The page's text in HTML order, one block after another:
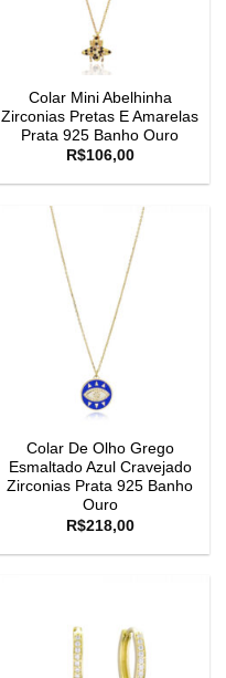
Colar Mini Abelhinha
Zirconias Pretas E Amarelas
Prata 925 Banho Ouro
R$106,00
Colar De Olho Grego
Esmaltado Azul Cravejado
Zirconias Prata 925 Banho
Ouro
R$218,00